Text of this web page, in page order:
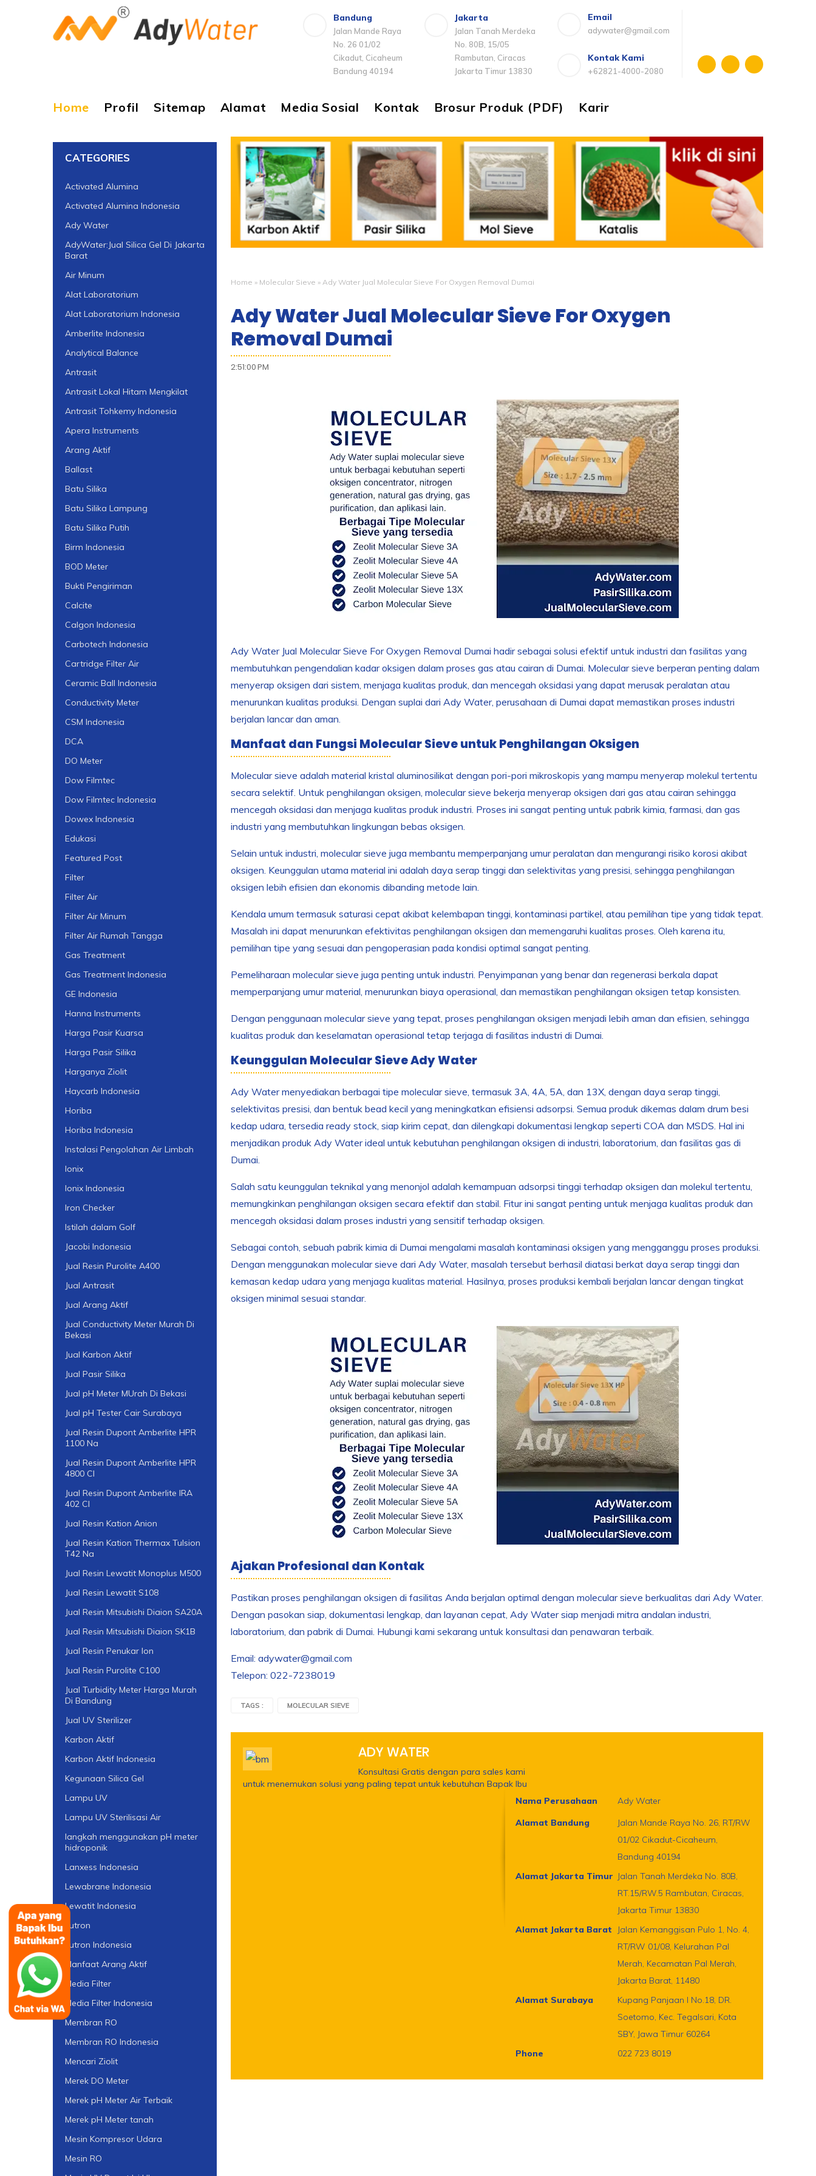
Bandung
Jalan Mande Raya
No. 26 01/02
Cikadut, Cicaheum
Bandung 40194
Jakarta
Jalan Tanah Merdeka
No. 80B, 15/05
Rambutan, Ciracas
Jakarta Timur 13830
Email
adywater@gmail.com
Kontak Kami
+62821-4000-2080
Home Profil Sitemap Alamat Media Sosial Kontak Brosur Produk (PDF) Karir
Home » Molecular Sieve » Ady Water Jual Molecular Sieve For Oxygen Removal Dumai
Ady Water Jual Molecular Sieve For Oxygen
Removal Dumai
2:51:00 PM
Ady Water Jual Molecular Sieve For Oxygen Removal Dumai hadir sebagai solusi efektif untuk industri dan fasilitas yang
membutuhkan pengendalian kadar oksigen dalam proses gas atau cairan di Dumai. Molecular sieve berperan penting dalam
menyerap oksigen dari sistem, menjaga kualitas produk, dan mencegah oksidasi yang dapat merusak peralatan atau
menurunkan kualitas produksi. Dengan suplai dari Ady Water, perusahaan di Dumai dapat memastikan proses industri
berjalan lancar dan aman.
Manfaat dan Fungsi Molecular Sieve untuk Penghilangan Oksigen
Molecular sieve adalah material kristal aluminosilikat dengan pori-pori mikroskopis yang mampu menyerap molekul tertentu
secara selektif. Untuk penghilangan oksigen, molecular sieve bekerja menyerap oksigen dari gas atau cairan sehingga
mencegah oksidasi dan menjaga kualitas produk industri. Proses ini sangat penting untuk pabrik kimia, farmasi, dan gas
industri yang membutuhkan lingkungan bebas oksigen.
Selain untuk industri, molecular sieve juga membantu memperpanjang umur peralatan dan mengurangi risiko korosi akibat
oksigen. Keunggulan utama material ini adalah daya serap tinggi dan selektivitas yang presisi, sehingga penghilangan
oksigen lebih efisien dan ekonomis dibanding metode lain.
Kendala umum termasuk saturasi cepat akibat kelembapan tinggi, kontaminasi partikel, atau pemilihan tipe yang tidak tepat.
Masalah ini dapat menurunkan efektivitas penghilangan oksigen dan memengaruhi kualitas proses. Oleh karena itu,
pemilihan tipe yang sesuai dan pengoperasian pada kondisi optimal sangat penting.
Pemeliharaan molecular sieve juga penting untuk industri. Penyimpanan yang benar dan regenerasi berkala dapat
memperpanjang umur material, menurunkan biaya operasional, dan memastikan penghilangan oksigen tetap konsisten.
Dengan penggunaan molecular sieve yang tepat, proses penghilangan oksigen menjadi lebih aman dan efisien, sehingga
kualitas produk dan keselamatan operasional tetap terjaga di fasilitas industri di Dumai.
Keunggulan Molecular Sieve Ady Water
Ady Water menyediakan berbagai tipe molecular sieve, termasuk 3A, 4A, 5A, dan 13X, dengan daya serap tinggi,
selektivitas presisi, dan bentuk bead kecil yang meningkatkan efisiensi adsorpsi. Semua produk dikemas dalam drum besi
kedap udara, tersedia ready stock, siap kirim cepat, dan dilengkapi dokumentasi lengkap seperti COA dan MSDS. Hal ini
menjadikan produk Ady Water ideal untuk kebutuhan penghilangan oksigen di industri, laboratorium, dan fasilitas gas di
Dumai.
Salah satu keunggulan teknikal yang menonjol adalah kemampuan adsorpsi tinggi terhadap oksigen dan molekul tertentu,
memungkinkan penghilangan oksigen secara efektif dan stabil. Fitur ini sangat penting untuk menjaga kualitas produk dan
mencegah oksidasi dalam proses industri yang sensitif terhadap oksigen.
Sebagai contoh, sebuah pabrik kimia di Dumai mengalami masalah kontaminasi oksigen yang mengganggu proses produksi.
Dengan menggunakan molecular sieve dari Ady Water, masalah tersebut berhasil diatasi berkat daya serap tinggi dan
kemasan kedap udara yang menjaga kualitas material. Hasilnya, proses produksi kembali berjalan lancar dengan tingkat
oksigen minimal sesuai standar.
Ajakan Profesional dan Kontak
Pastikan proses penghilangan oksigen di fasilitas Anda berjalan optimal dengan molecular sieve berkualitas dari Ady Water.
Dengan pasokan siap, dokumentasi lengkap, dan layanan cepat, Ady Water siap menjadi mitra andalan industri,
laboratorium, dan pabrik di Dumai. Hubungi kami sekarang untuk konsultasi dan penawaran terbaik.
Email: adywater@gmail.com
Telepon: 022-7238019
TAGS : MOLECULAR SIEVE
ADY WATER
Konsultasi Gratis dengan para sales kami
untuk menemukan solusi yang paling tepat untuk kebutuhan Bapak Ibu
Nama Perusahaan
Ady Water
Alamat Bandung
Jalan Mande Raya No. 26, RT/RW
01/02 Cikadut-Cicaheum,
Bandung 40194
Alamat Jakarta Timur Jalan Tanah Merdeka No. 80B,
RT.15/RW.5 Rambutan, Ciracas,
Jakarta Timur 13830
Alamat Jakarta Barat
Jalan Kemanggisan Pulo 1, No. 4,
RT/RW 01/08, Kelurahan Pal
Merah, Kecamatan Pal Merah,
Jakarta Barat, 11480
Alamat Surabaya
Kupang Panjaan I No.18, DR.
Soetomo, Kec. Tegalsari, Kota
SBY, Jawa Timur 60264
Phone
022 723 8019
CATEGORIES
Activated Alumina
Activated Alumina Indonesia
Ady Water
AdyWater:Jual Silica Gel Di Jakarta
Barat
Air Minum
Alat Laboratorium
Alat Laboratorium Indonesia
Amberlite Indonesia
Analytical Balance
Antrasit
Antrasit Lokal Hitam Mengkilat
Antrasit Tohkemy Indonesia
Apera Instruments
Arang Aktif
Ballast
Batu Silika
Batu Silika Lampung
Batu Silika Putih
Birm Indonesia
BOD Meter
Bukti Pengiriman
Calcite
Calgon Indonesia
Carbotech Indonesia
Cartridge Filter Air
Ceramic Ball Indonesia
Conductivity Meter
CSM Indonesia
DCA
DO Meter
Dow Filmtec
Dow Filmtec Indonesia
Dowex Indonesia
Edukasi
Featured Post
Filter
Filter Air
Filter Air Minum
Filter Air Rumah Tangga
Gas Treatment
Gas Treatment Indonesia
GE Indonesia
Hanna Instruments
Harga Pasir Kuarsa
Harga Pasir Silika
Harganya Ziolit
Haycarb Indonesia
Horiba
Horiba Indonesia
Instalasi Pengolahan Air Limbah
Ionix
Ionix Indonesia
Iron Checker
Istilah dalam Golf
Jacobi Indonesia
Jual Resin Purolite A400
Jual Antrasit
Jual Arang Aktif
Jual Conductivity Meter Murah Di
Bekasi
Jual Karbon Aktif
Jual Pasir Silika
Jual pH Meter MUrah Di Bekasi
Jual pH Tester Cair Surabaya
Jual Resin Dupont Amberlite HPR
1100 Na
Jual Resin Dupont Amberlite HPR
4800 Cl
Jual Resin Dupont Amberlite IRA
402 Cl
Jual Resin Kation Anion
Jual Resin Kation Thermax Tulsion
T42 Na
Jual Resin Lewatit Monoplus M500
Jual Resin Lewatit S108
Jual Resin Mitsubishi Diaion SA20A
Jual Resin Mitsubishi Diaion SK1B
Jual Resin Penukar Ion
Jual Resin Purolite C100
Jual Turbidity Meter Harga Murah
Di Bandung
Jual UV Sterilizer
Karbon Aktif
Karbon Aktif Indonesia
Kegunaan Silica Gel
Lampu UV
Lampu UV Sterilisasi Air
langkah menggunakan pH meter
hidroponik
Lanxess Indonesia
Lewabrane Indonesia
Lewatit Indonesia
Lutron
Lutron Indonesia
Manfaat Arang Aktif
Media Filter
Media Filter Indonesia
Membran RO
Membran RO Indonesia
Mencari Ziolit
Merek DO Meter
Merek pH Meter Air Terbaik
Merek pH Meter tanah
Mesin Kompresor Udara
Mesin RO